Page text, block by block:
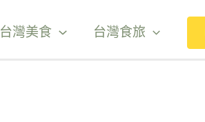
台灣美食 台灣食旅